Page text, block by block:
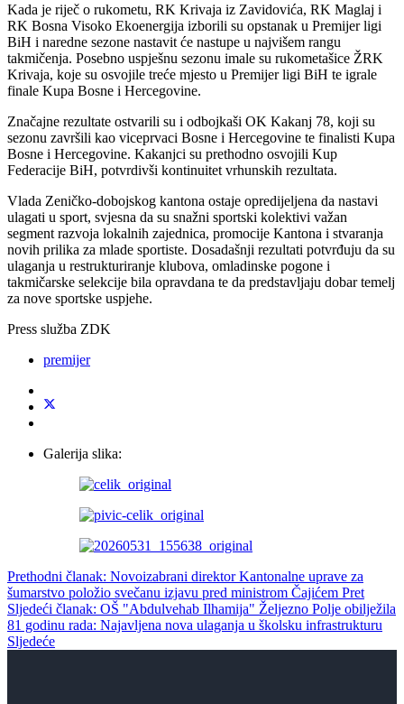
Kada je riječ o rukometu, RK Krivaja iz Zavidovića, RK Maglaj i
RK Bosna Visoko Ekoenergija izborili su opstanak u Premijer ligi
BiH i naredne sezone nastavit će nastupe u najvišem rangu
takmičenja. Posebno uspješnu sezonu imale su rukometašice ŽRK
Krivaja, koje su osvojile treće mjesto u Premijer ligi BiH te igrale
finale Kupa Bosne i Hercegovine.
Značajne rezultate ostvarili su i odbojkaši OK Kakanj 78, koji su
sezonu završili kao viceprvaci Bosne i Hercegovine te finalisti Kupa
Bosne i Hercegovine. Kakanjci su prethodno osvojili Kup
Federacije BiH, potvrdivši kontinuitet vrhunskih rezultata.
Vlada Zeničko-dobojskog kantona ostaje opredijeljena da nastavi
ulagati u sport, svjesna da su snažni sportski kolektivi važan
segment razvoja lokalnih zajednica, promocije Kantona i stvaranja
novih prilika za mlade sportiste. Dosadašnji rezultati potvrđuju da su
ulaganja u restrukturiranje klubova, omladinske pogone i
takmičarske selekcije bila opravdana te da predstavljaju dobar temelj
za nove sportske uspjehe.
Press služba ZDK
premijer
Galerija slika:
Prethodni članak: Novoizabrani direktor Kantonalne uprave za
šumarstvo položio svečanu izjavu pred ministrom Čajićem Pret
Sljedeći članak: OŠ "Abdulvehab Ilhamija" Željezno Polje obilježila
81 godinu rada: Najavljena nova ulaganja u školsku infrastrukturu
Sljedeće